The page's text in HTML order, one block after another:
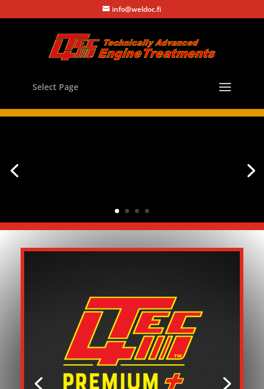
info@weldoc.fi
Select Page